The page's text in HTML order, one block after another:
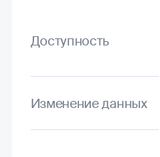
Доступность
Изменение данных